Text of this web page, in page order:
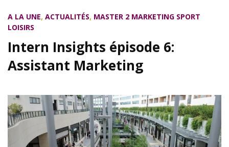
A LA UNE, ACTUALITÉS, MASTER 2 MARKETING SPORT
LOISIRS
Intern Insights épisode 6:
Assistant Marketing